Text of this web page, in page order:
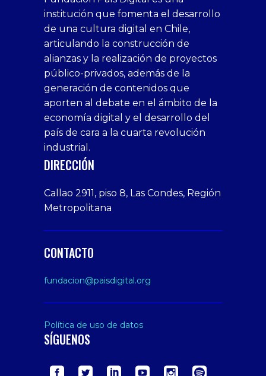
1xbet
canlı
casino
siteleri
bedava
bonus
veren
siteler
1xbet
deneme
bonusu
veren
siteleri
deneme
bonusu
Sikis
siteleri
bonusu
veren
siteler
casino
siteleri
1win
xslot
sahabet
giriş
1xbet
giriş
tarafbet
giriş
bonusu
veren
siteler
deneme
bonusu
Deneme
bonusu
veren
siteler
escort
casino
siteleri
bonusu
bahis
siteleri
Hot
Couple
xxx
homemade
porn
on
webcam
Cumshots
Tits
Free
Amateur
Porn
Xxx
Indian
Big
Butt
sex
From
Step
yenigiris.com
Giriş
bonusu
veren
siteler
deneme
bonusu
veren
siteler
institución que fomenta el desarrollo
de una cultura digital en Chile,
articulando la construcción de
alianzas y la realización de proyectos
público-privados, además de la
generación de contenidos que
aporten al debate en el ámbito de la
economía digital y el desarrollo del
país de cara a la cuarta revolución
industrial.
DIRECCIÓN
Callao 2911, piso 8, Las Condes, Región
Metropolitana
CONTACTO
fundacion@paisdigital.org
Política de uso de datos
SÍGUENOS